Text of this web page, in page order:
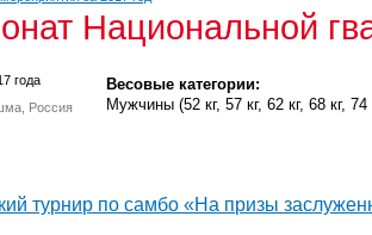
Национальной
года
Россия
Весовые категории:
Мужчины (52 кг, 57 кг, 62 кг, 68 кг, 74
турнир по самбо «На призы